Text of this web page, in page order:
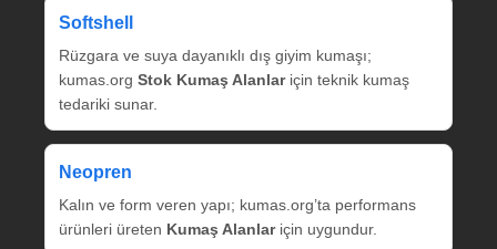
Softshell
Rüzgara ve suya dayanıklı dış giyim kumaşı;
kumas.org Stok Kumaş Alanlariçin teknik kumaş
tedariki sunar.
Neopren
Kalın ve form veren yapı; kumas.org’ta performans
ürünleri üreten Kumaş Alanlariçin uygundur.